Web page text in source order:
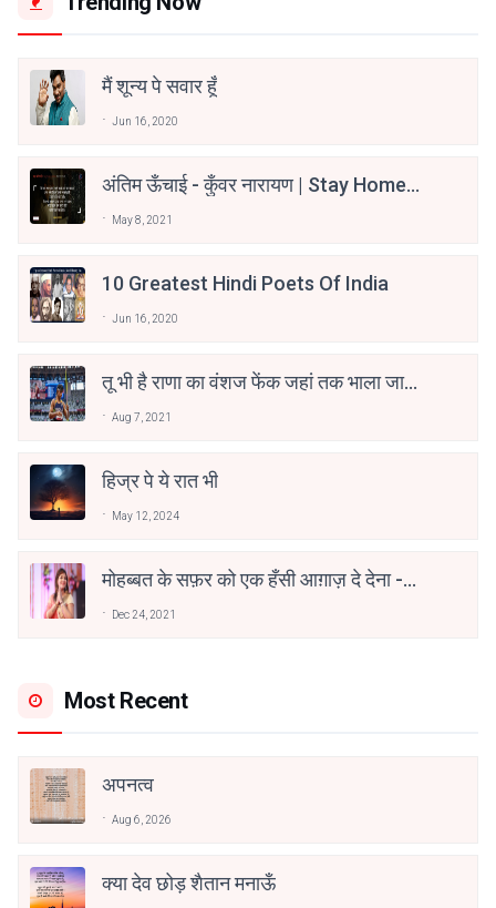
मैं शून्य पे सवार हूँ
Jun 16, 2020
अंतिम ऊँचाई - कुँवर नारायण | Stay Home
May 8, 2021
10 Greatest Hindi Poets Of India
Jun 16, 2020
तू भी है राणा का वंशज फेंक जहां तक भाला जाए:
Aug 7, 2021
हिज्र पे ये रात भी
May 12, 2024
मोहब्बत के सफ़र को एक हँसी आग़ाज़ दे देना -
Dec 24, 2021
Most Recent
अपनत्व
Aug 6, 2026
क्या देव छोड़ शैतान मनाऊँ